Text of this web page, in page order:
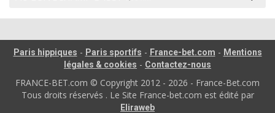
Paris hippiques - Paris sportifs - France-bet.com - Mentions
légales & cookies - Contactez-nous
FRANCE-BET.com © Copyright 2012 - 2026 - France-Bet.com
Tous droits réservés . Le Site France-bet.com est édité par
Eliraweb